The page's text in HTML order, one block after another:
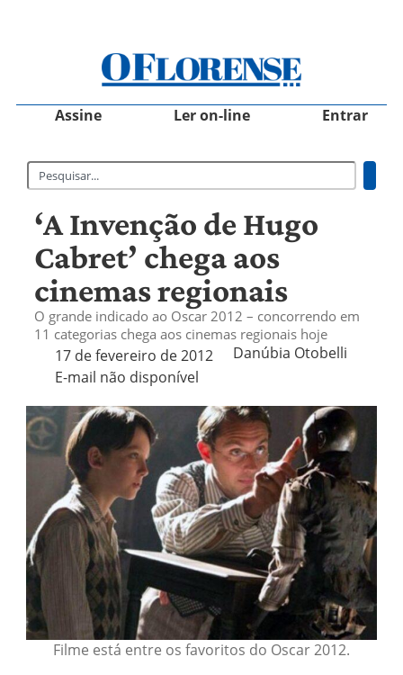
Assine Ler on-line Entrar
‘A Invenção de Hugo
Cabret’ chega aos
cinemas regionais
O grande indicado ao Oscar 2012 – concorrendo em
11 categorias chega aos cinemas regionais hoje
17 de fevereiro de 2012
Danúbia Otobelli 
E-mail não disponível
Filme está entre os favoritos do Oscar 2012.